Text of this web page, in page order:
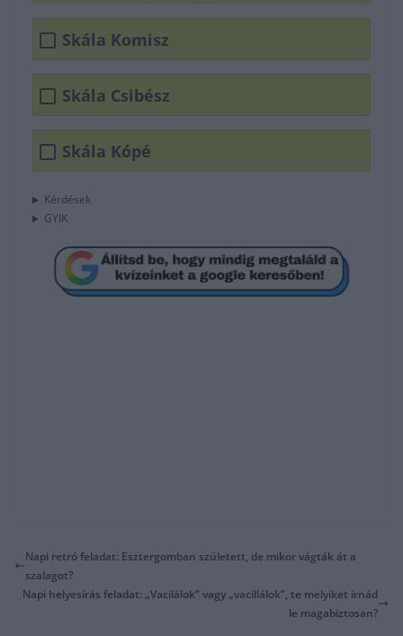
Skála Komisz
Skála Csibész
Skála Kópé
Kérdések
GYIK
Napi retró feladat: Esztergomban született, de mikor vágták át a
szalagot?
Napi helyesírás feladat: „Vacilálok” vagy „vacillálok”, te melyiket írnád
le magabiztosan?